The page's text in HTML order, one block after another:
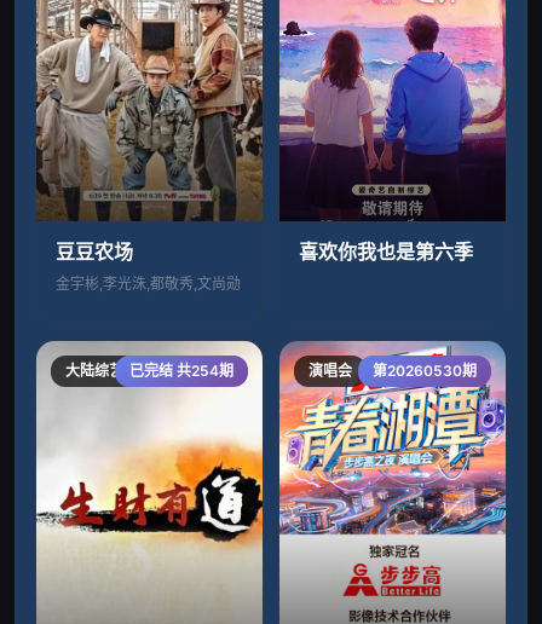
豆豆农场
金宇彬,李光洙,都敬秀,文尚勋
喜欢你我也是第六季
大陆综艺 已完结 共254期 演唱会 第20260530期